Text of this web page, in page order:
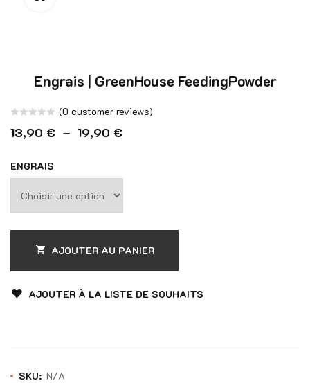
Engrais | GreenHouse FeedingPowder
Note
sur
(0 customer reviews)
13,90 € – 19,90 €Plage de prix : 13,90 € à 19,90
ENGRAIS
AJOUTER AU PANIER
AJOUTER À LA LISTE DE SOUHAITS
SKU: N/A